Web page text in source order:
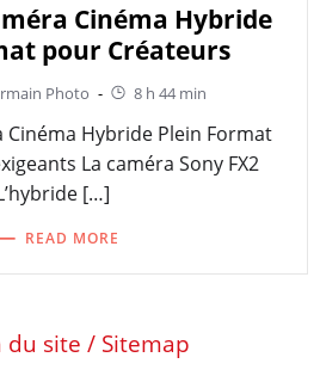
Cinéma Hybride
pour Créateurs
Photo - 8 h 44 min
Cinéma Hybride Plein Format
La caméra Sony FX2
[…]
READ MORE
du site / Sitemap